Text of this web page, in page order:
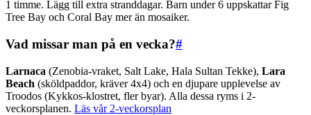
1 timme. Lägg till extra stranddagar. Barn under 6 uppskattar Fig
Tree Bay och Coral Bay mer än mosaiker.
Vad missar man på en vecka?#
Larnaca (Zenobia-vraket, Salt Lake, Hala Sultan Tekke), Lara
Beach (sköldpaddor, kräver 4x4) och en djupare upplevelse av
Troodos (Kykkos-klostret, fler byar). Alla dessa ryms i 2-
veckorsplanen. Läs vår 2-veckorsplan